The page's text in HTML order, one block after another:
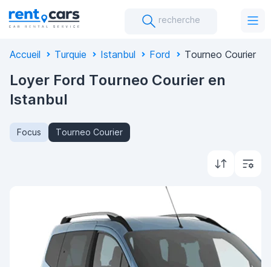
recherche
Accueil Turquie Istanbul Ford Tourneo Courier
Loyer Ford Tourneo Courier en
Istanbul
Focus Tourneo Courier